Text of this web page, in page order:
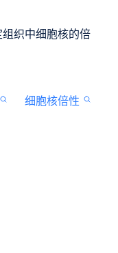
织中细胞核的倍
细胞核倍性